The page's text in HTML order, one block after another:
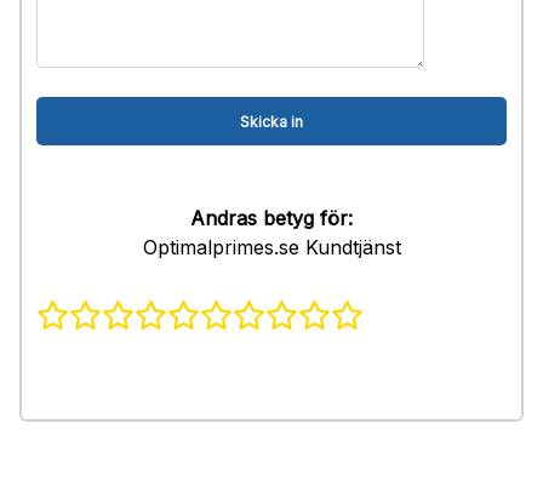
Andras betyg för:
Optimalprimes.se Kundtjänst